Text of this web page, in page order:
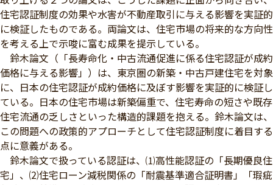
住宅認証制度の効果や水害が不動産取引に与える影響を実証的
に検証したものである。両論文は、住宅市場の将来的な方向性
を考える上で示唆に富む成果を提示している。
鈴木論文（「長寿命化・中古流通促進に係る住宅認証が成約
価格に与える影響」）は、東京圏の新築・中古戸建住宅を対象
に、日本の住宅認証が成約価格に及ぼす影響を実証的に検証し
ている。日本の住宅市場は新築偏重で、住宅寿命の短さや既存
住宅流通の乏しさといった構造的課題を抱える。鈴木論文は、
この問題への政策的アプローチとして住宅認証制度に着目する
点に意義がある。
鈴木論文で扱っている認証は、⑴高性能認証の「長期優良住
宅」、⑵住宅ローン減税関係の「耐震基準適合証明書」「瑕疵